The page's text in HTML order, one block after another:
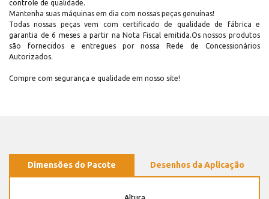
controle de qualidade.
Mantenha suas máquinas em dia com nossas peças genuínas!
Todas nossas peças vem com certificado de qualidade de fábrica e
garantia de 6 meses a partir na Nota Fiscal emitida.Os nossos produtos
são fornecidos e entregues por nossa Rede de Concessionários
Autorizados.
Compre com segurança e qualidade em nosso site!
Dimensões do Pacote Desenhos da Aplicação
Altura